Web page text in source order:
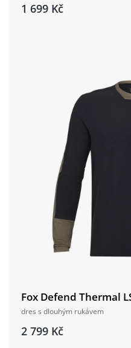
1 699 Kč
Fox Defend Thermal
dres s dlouhým rukávem
2 799 Kč